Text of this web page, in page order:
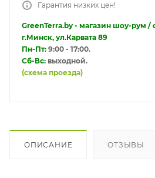
Гарантия низких цен!
GreenTerra.by - магазин шоу-рум /
г.Минск, ул.Карвата 89
Пн-Пт: 9:00 - 17:00.
Сб-Вс: выходной.
(схема проезда)
ОПИСАНИЕ ОТЗЫВЫ